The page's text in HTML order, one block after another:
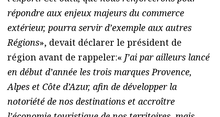
répondre aux enjeux majeurs du commerce
extérieur, pourra servir d’exemple aux autres
Régions», devait déclarer le président de
région avant de rappeler:« J’ai par ailleurs lancé
en début d’année les trois marques Provence,
Alpes et Côte d’Azur, afin de développer la
notoriété de nos destinations et accroître